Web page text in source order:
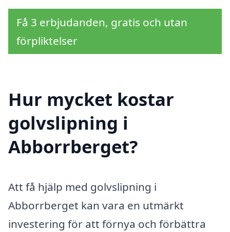
Få 3 erbjudanden, gratis och utan
förpliktelser
Hur mycket kostar
golvslipning i
Abborrberget?
Att få hjälp med golvslipning i
Abborrberget kan vara en utmärkt
investering för att förnya och förbättra